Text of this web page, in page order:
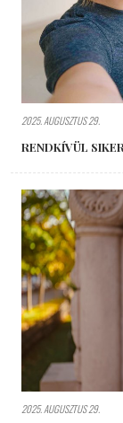
2025. AUGUSZTUS 29.
RENDKÍVÜL
2025. AUGUSZTUS 29.